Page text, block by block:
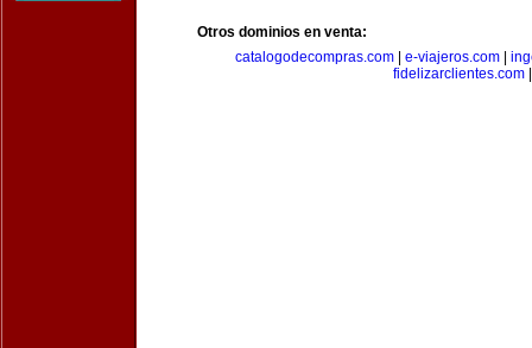
Otros dominios en venta:
catalogodecompras.com| e-viajeros.com|
fidelizarclientes.com|